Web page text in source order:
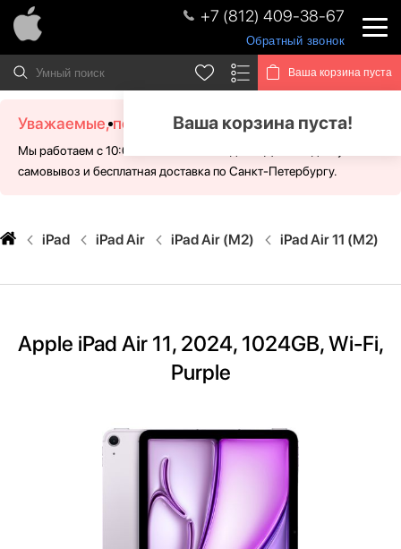
+7 (812) 409-38-67
Обратный звонок
Ваша корзина пуста
Ваша корзина пуста!
Уважаемые, посетители!
Мы работаем с 10:00 - 21:00 без выходных. Для Вас доступен
самовывоз и бесплатная доставка по Санкт-Петербургу.
iPad iPad Air iPad Air (M2) iPad Air 11 (M2)
Apple iPad Air 11, 2024, 1024GB, Wi-Fi,
Purple